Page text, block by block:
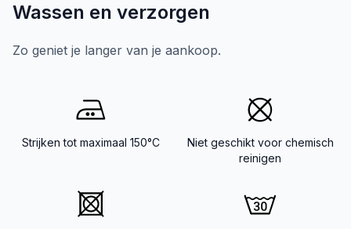
Wassen en verzorgen
Zo geniet je langer van je aankoop.
Strijken tot maximaal 150°C
Niet geschikt voor chemisch
reinigen